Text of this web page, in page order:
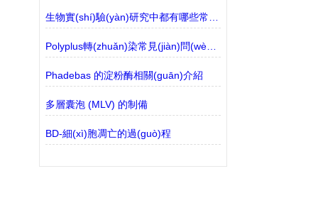
Polyplus轉(zhuǎn)染常見(jiàn)問(wèn)題—活體轉(zhuǎn)染
Phadebas 的淀粉酶相關(guān)介紹
多層囊泡 (MLV) 的制備
BD-細(xì)胞凋亡的過(guò)程